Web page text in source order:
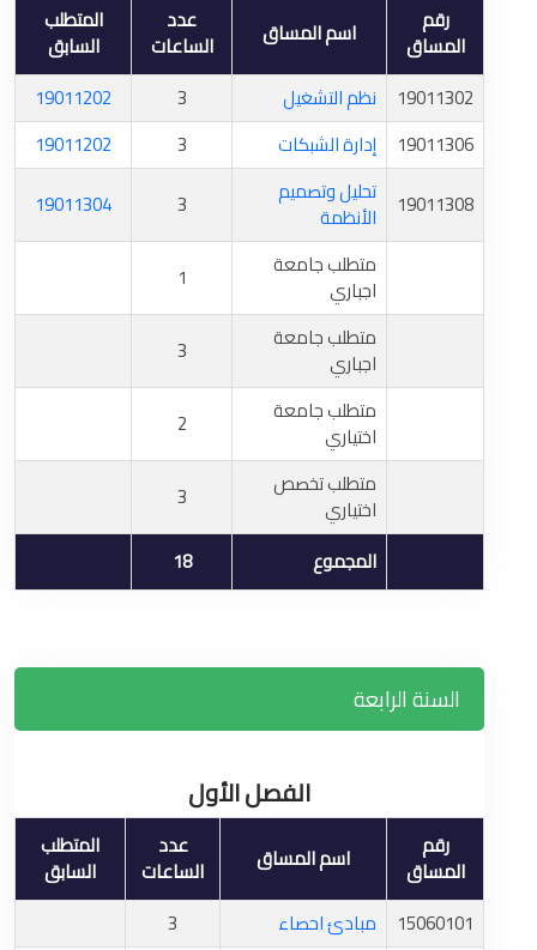
رقم
المساق اسم المساق عدد
الساعات
المتطلب
السابق
19011302
نظم التشغيل 3
19011202
19011306
إدارة الشبكات 3
19011202
19011308
تحليل وتصميم
الأنظمة 3
19011304
متطلب جامعة
اجباري
1
متطلب جامعة
اجباري
3
متطلب جامعة
اختياري
2
متطلب تخصص
اختياري
3
المجموع
18
السنة الرابعة
الفصل الأول
رقم
المساق اسم المساق عدد
الساعات
المتطلب
السابق
15060101
مبادئ احصاء
3